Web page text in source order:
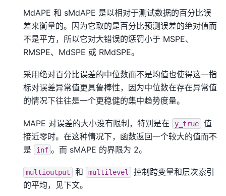
MdAPE 和 sMdAPE 是以相对于测试数据的百分比误
差来衡量的。因为它取的是百分比预测误差的绝对值而
不是平方，所以它对大错误的惩罚小于 MSPE、
RMSPE、MdSPE 或 RMdSPE。
采用绝对百分比误差的中位数而不是均值也使得这一指
标对误差异常值更具鲁棒性，因为中位数在存在异常值
的情况下往往是一个更稳健的集中趋势度量。
MAPE 对误差的大小没有限制，特别是在 y_true
值
接近零时。在这种情况下，函数返回一个较大的值而不
是
inf 。而 sMAPE 的界限为 2。
multioutput 和 multilevel
控制跨变量和层次索引
的平均，见下文。